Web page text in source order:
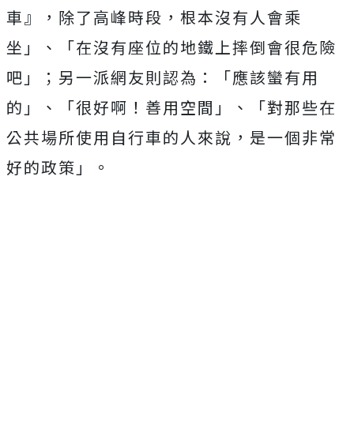
車』，除了高峰時段，根本沒有人會乘
坐」、「在沒有座位的地鐵上摔倒會很危險
吧」；另一派網友則認為：「應該蠻有用
的」、「很好啊！善用空間」、「對那些在
公共場所使用自行車的人來說，是一個非常
好的政策」。